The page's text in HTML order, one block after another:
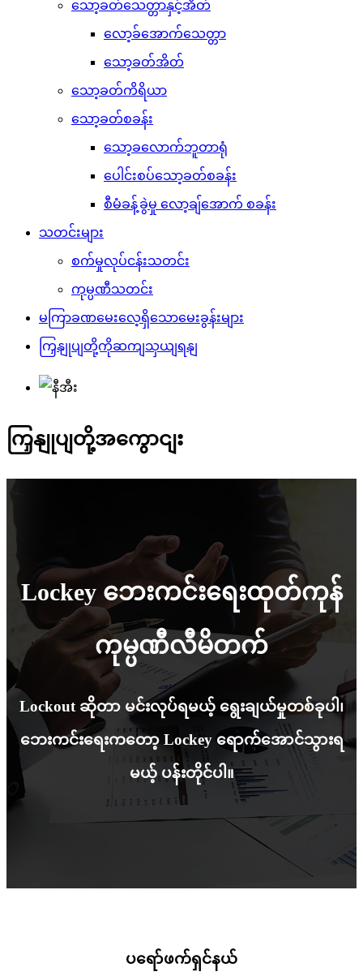
သော့ခတ်သေတ္တာနှင့်အိတ်
လော့ခ်အောက်သေတ္တာ
သော့ခတ်အိတ်
သော့ခတ်ကိရိယာ
သော့ခတ်စခန်း
သော့ခလောက်ဘူတာရုံ
ပေါင်းစပ်သော့ခတ်စခန်း
စီမံခန့်ခွဲမှု လော့ချ်အောက် စခန်း
သတင်းများ
စက်မှုလုပ်ငန်းသတင်း
ကုမ္ပဏီသတင်း
မကြာခဏမေးလေ့ရှိသောမေးခွန်းများ
ကြှနျုပျတို့ကိုဆကျသှယျရနျ
ကြှနျုပျတို့အကွောငျး
Lockey ဘေးကင်းရေးထုတ်ကုန်
ကုမ္ပဏီလီမိတက်
Lockout ဆိုတာ မင်းလုပ်ရမယ့် ရွေးချယ်မှုတစ်ခုပါ၊
ဘေးကင်းရေးကတော့ Lockey ရောက်အောင်သွားရ
မယ့် ပန်းတိုင်ပါ။
ပရော်ဖက်ရှင်နယ်